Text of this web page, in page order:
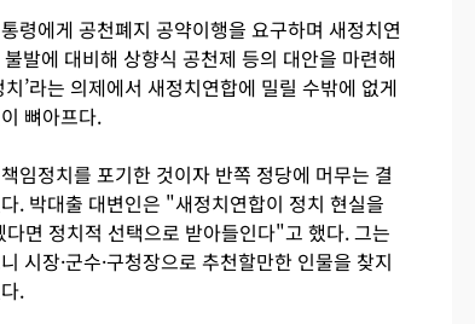
령에게 공천폐지 공약이행을 요구하며 새정치연
발에 대비해 상향식 공천제 등의 대안을 마련해
’라는 의제에서 새정치연합에 밀릴 수밖에 없게
뼈아프다.
임정치를 포기한 것이자 반쪽 정당에 머무는 결
. 박대출 대변인은 "새정치연합이 정치 현실을
면 정치적 선택으로 받아들인다"고 했다. 그는
시장·군수·구청장으로 추천할만한 인물을 찾지
.